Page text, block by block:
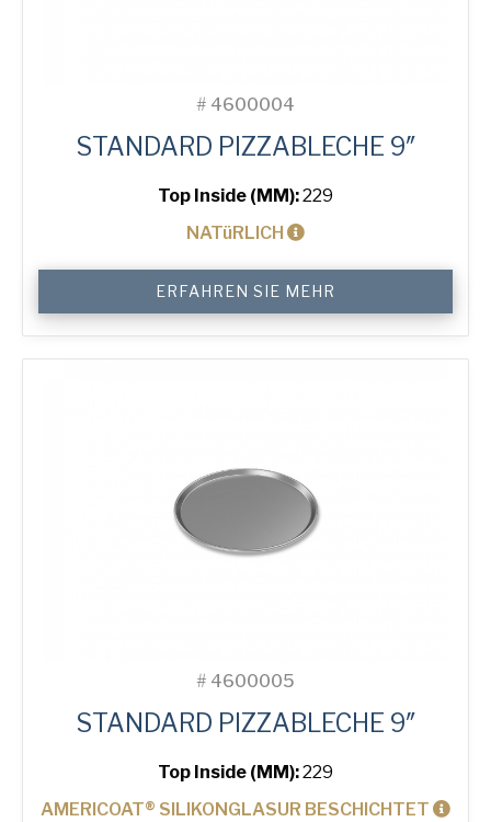
# 4600004
STANDARD PIZZABLECHE 9″
Top Inside (MM):229
NATüRLICH
Pizza
Tray
Menge
ERFAHREN SIE MEHR
# 4600005
STANDARD PIZZABLECHE 9″
Top Inside (MM):229
AMERICOAT® SILIKONGLASUR BESCHICHTET